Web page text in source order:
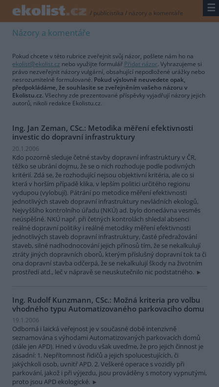
/ publicistika / názory a komentáře ☰
Názory a komentáře
Pokud chcete v této rubrice zveřejnit svůj názor, pošlete nám ho na
ekolist@ekolist.cz nebo využijte formulář Přidat názor. Vyhrazujeme si
právo nezveřejnit názory vulgární, obsahující nepodložené urážky nebo
nesrozumitelně formulované. Pokud výslovně neuvedete opak,
předpokládáme, že souhlasíte se zveřejněním vašeho názoru v
Ekolistu.cz. Všechny zde prezentované příspěvky vyjadřují názory jejich
autorů, nikoli redakce Ekolistu.cz.
Ing. Jan Zeman, CSc.: Metodika měření efektivnosti
investic do dopravní infrastruktury
20.1.2006
Kdo pozorně sleduje četné stavby dopravní infrastruktury v ČR,
těžko se ubrání dojmu, že se o nich rozhoduje podle podivných
kritérií. Zdá se, že rozhodující nejsou objektivní kritéria, ale co si
která v horším případě klika, v lepším politici určitého regionu
vydupou (vylobují). Pátrání po metodice měření efektivnosti
jednotlivých staveb dopravní infrastruktury nevládních ekologů,
Nejvyššího kontrolního úřadu (NKÚ) ad. bylo donedávna vesměs
neúspěšné. NKÚ např. při četných kontrolách shledal absenci
reálné dopravní politiky i reálné metodiky měření efektivnosti
jednotlivých staveb dopravní infrastruktury, časté předražování
staveb, silné nadhodnocování jejich přínosů tím, že se nekalkulují
ztráty jiných dopravních oborů, kterým příslušný dopravní tok ta či
ona dopravní stavba odčerpá, že se nekalkulují škody na životním
prostředí atd., leč v nápravě se neuskutečnilo nic podstatného.
Ing. Rudolf Kunzmann, CSc.: Možná kriteria pro volbu
vhodného typu Automatizovaného parkovacího domu
19.1.2006
Odborná i laická veřejnost je v současné době intenzivně
seznamována s výhodami Automatizovaných parkovacích domů
(dále jen APD). Hned v úvodu však uveďme, že pro jejich činnost je
zásadní: 1. Nepřítomnost řidičů a jejich spolucestujících, či
jakýchkoli osob, uvnitř APD. 2. Veškeré operace s vozidly při
parkování, jakož i při výjezdu, jsou prováděny s motory vypnutými,
proto jsou APD ekologické.